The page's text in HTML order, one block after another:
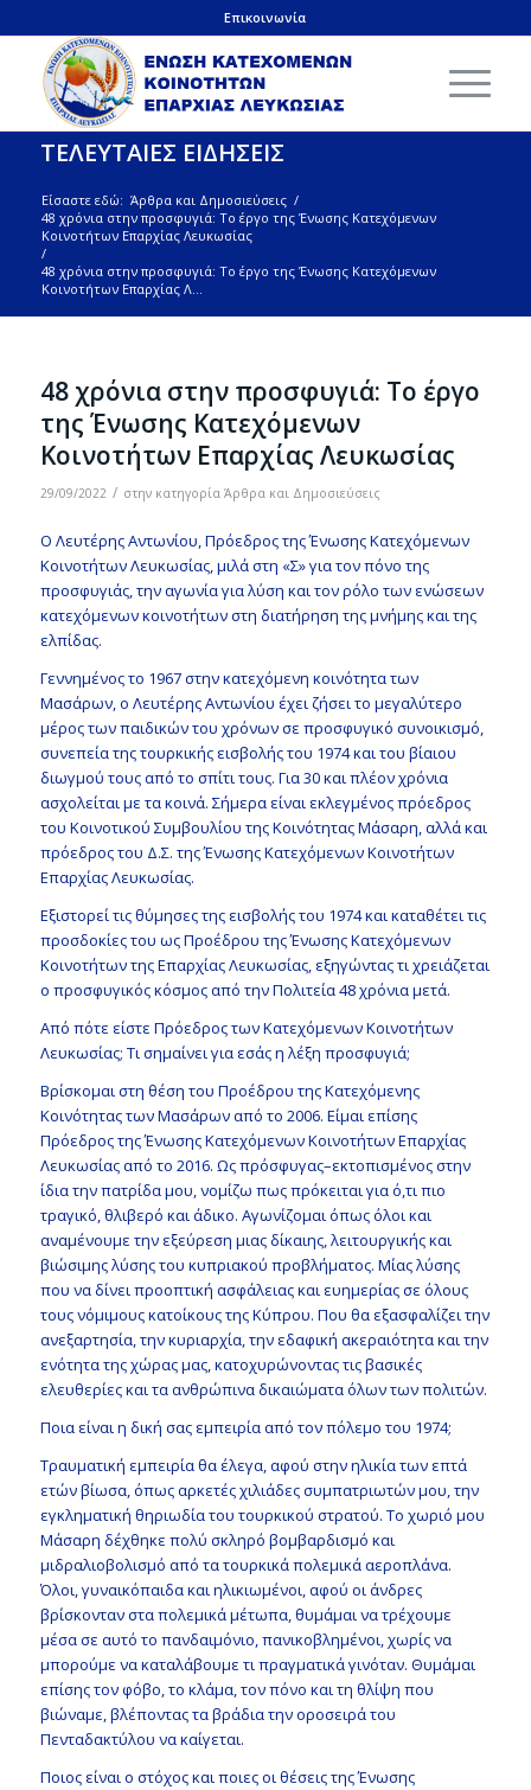
Επικοινωνία
ΤΕΛΕΥΤΑΙΕΣ ΕΙΔΗΣΕΙΣ
Είσαστε εδώ: Άρθρα και Δημοσιεύσεις /
48 χρόνια στην προσφυγιά: Το έργο της Ένωσης Κατεχόμενων
Κοινοτήτων Επαρχίας Λευκωσίας
/
48 χρόνια στην προσφυγιά: Το έργο της Ένωσης Κατεχόμενων
Κοινοτήτων Επαρχίας Λ...
48 χρόνια στην προσφυγιά: Το έργο
της Ένωσης Κατεχόμενων
Κοινοτήτων Επαρχίας Λευκωσίας
29/09/2022 / στην κατηγορία Άρθρα και Δημοσιεύσεις
Ο Λευτέρης Αντωνίου, Πρόεδρος της Ένωσης Κατεχόμενων
Κοινοτήτων Λευκωσίας, μιλά στη «Σ» για τον πόνο της
προσφυγιάς, την αγωνία για λύση και τον ρόλο των ενώσεων
κατεχόμενων κοινοτήτων στη διατήρηση της μνήμης και της
ελπίδας.
Γεννημένος το 1967 στην κατεχόμενη κοινότητα των
Μασάρων, ο Λευτέρης Αντωνίου έχει ζήσει το μεγαλύτερο
μέρος των παιδικών του χρόνων σε προσφυγικό συνοικισμό,
συνεπεία της τουρκικής εισβολής του 1974 και του βίαιου
διωγμού τους από το σπίτι τους. Για 30 και πλέον χρόνια
ασχολείται με τα κοινά. Σήμερα είναι εκλεγμένος πρόεδρος
του Κοινοτικού Συμβουλίου της Κοινότητας Μάσαρη, αλλά και
πρόεδρος του Δ.Σ. της Ένωσης Κατεχόμενων Κοινοτήτων
Επαρχίας Λευκωσίας.
Εξιστορεί τις θύμησες της εισβολής του 1974 και καταθέτει τις
προσδοκίες του ως Προέδρου της Ένωσης Κατεχόμενων
Κοινοτήτων της Επαρχίας Λευκωσίας, εξηγώντας τι χρειάζεται
ο προσφυγικός κόσμος από την Πολιτεία 48 χρόνια μετά.
Από πότε είστε Πρόεδρος των Κατεχόμενων Κοινοτήτων
Λευκωσίας; Τι σημαίνει για εσάς η λέξη προσφυγιά;
Βρίσκομαι στη θέση του Προέδρου της Κατεχόμενης
Κοινότητας των Μασάρων από το 2006. Είμαι επίσης
Πρόεδρος της Ένωσης Κατεχόμενων Κοινοτήτων Επαρχίας
Λευκωσίας από το 2016. Ως πρόσφυγας–εκτοπισμένος στην
ίδια την πατρίδα μου, νομίζω πως πρόκειται για ό,τι πιο
τραγικό, θλιβερό και άδικο. Αγωνίζομαι όπως όλοι και
αναμένουμε την εξεύρεση μιας δίκαιης, λειτουργικής και
βιώσιμης λύσης του κυπριακού προβλήματος. Μίας λύσης
που να δίνει προοπτική ασφάλειας και ευημερίας σε όλους
τους νόμιμους κατοίκους της Κύπρου. Που θα εξασφαλίζει την
ανεξαρτησία, την κυριαρχία, την εδαφική ακεραιότητα και την
ενότητα της χώρας μας, κατοχυρώνοντας τις βασικές
ελευθερίες και τα ανθρώπινα δικαιώματα όλων των πολιτών.
Ποια είναι η δική σας εμπειρία από τον πόλεμο του 1974;
Τραυματική εμπειρία θα έλεγα, αφού στην ηλικία των επτά
ετών βίωσα, όπως αρκετές χιλιάδες συμπατριωτών μου, την
εγκληματική θηριωδία του τουρκικού στρατού. Το χωριό μου
Μάσαρη δέχθηκε πολύ σκληρό βομβαρδισμό και
μιδραλιοβολισμό από τα τουρκικά πολεμικά αεροπλάνα.
Όλοι, γυναικόπαιδα και ηλικιωμένοι, αφού οι άνδρες
βρίσκονταν στα πολεμικά μέτωπα, θυμάμαι να τρέχουμε
μέσα σε αυτό το πανδαιμόνιο, πανικοβλημένοι, χωρίς να
μπορούμε να καταλάβουμε τι πραγματικά γινόταν. Θυμάμαι
επίσης τον φόβο, το κλάμα, τον πόνο και τη θλίψη που
βιώναμε, βλέποντας τα βράδια την οροσειρά του
Πενταδακτύλου να καίγεται.
Ποιος είναι ο στόχος και ποιες οι θέσεις της Ένωσης